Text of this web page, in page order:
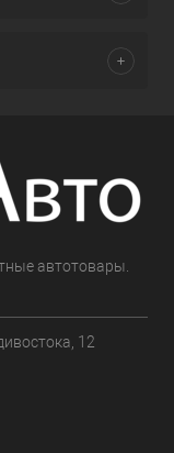
автотовары.
12